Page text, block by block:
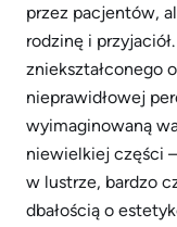
przez pacjentów,
rodzinę i
zniekształconego
nieprawidłowej
wyimaginowaną
niewielkiej części
w lustrze, bardzo
dbałością o